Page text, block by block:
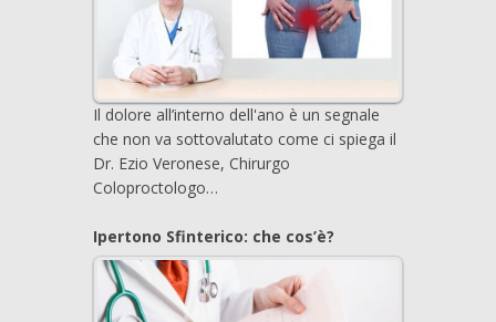
Il dolore all’interno dell'ano è un segnale
che non va sottovalutato come ci spiega il
Dr. Ezio Veronese, Chirurgo
Coloproctologo…
Ipertono Sfinterico: che cos’è?